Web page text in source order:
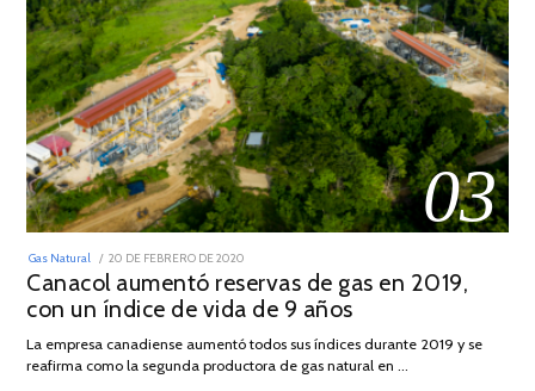
03
Gas Natural
POSTED
ON
20 DE FEBRERO DE 2020
DE
JULIO
DE
Canacol aumentó reservas de gas en 2019,
con un índice de vida de 9 años
La empresa canadiense aumentó todos sus índices durante 2019 y se
reafirma como la segunda productora de gas natural en …